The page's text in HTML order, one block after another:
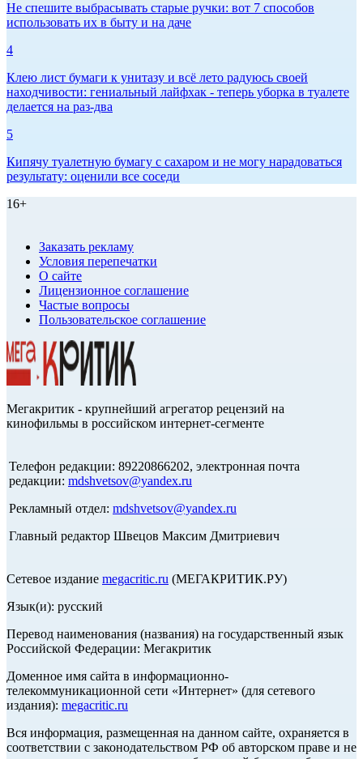
Не спешите выбрасывать старые ручки: вот 7 способов
использовать их в быту и на даче
4
Клею лист бумаги к унитазу и всё лето радуюсь своей
находчивости: гениальный лайфхак - теперь уборка в туалете
делается на раз-два
5
Кипячу туалетную бумагу с сахаром и не могу нарадоваться
результату: оценили все соседи
16+
Заказать рекламу
Условия перепечатки
О сайте
Лицензионное соглашение
Частые вопросы
Пользовательское соглашение
Мегакритик - крупнейший агрегатор рецензий на
кинофильмы в российском интернет-сегменте
Телефон редакции: 89220866202, электронная почта
редакции: mdshvetsov@yandex.ru
Рекламный отдел: mdshvetsov@yandex.ru
Главный редактор Швецов Максим Дмитриевич
Сетевое издание megacritic.ru (МЕГАКРИТИК.РУ)
Язык(и): русский
Перевод наименования (названия) на государственный язык
Российской Федерации: Мегакритик
Доменное имя сайта в информационно-
телекоммуникационной сети «Интернет» (для сетевого
издания): megacritic.ru
Вся информация, размещенная на данном сайте, охраняется в
соответствии с законодательством РФ об авторском праве и не